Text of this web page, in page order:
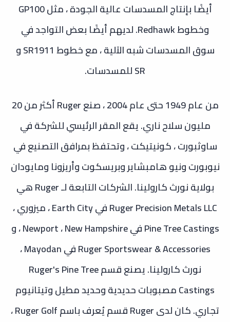
أيضًا بإنتاج المسدسات عالية الجودة ، مثل GP100
وخطوط Redhawk. لديهم أيضًا بعض التواجد في
سوق المسدسات شبه الآلية ، مع خطوط SR1911 و
SR للمسدسات.
من عام 1949 حتى عام 2004 ، صنع Ruger أكثر من 20
مليون سلاح ناري. يقع المقر الرئيسي للشركة في
ساوثبورت ، كونيتيكت ، وتحتفظ بمرافق التصنيع في
نيوبورت ونيو هامبشاير وبريسكوت وأريزونا ومايودان
بولاية نورث كارولينا. الشركات التابعة لـ Ruger هي
Ruger Precision Metals LLC في Earth City ، ميزوري ،
Pine Tree Castings في Newport ، New Hampshire ، و
Ruger Sportswear & Accessories في Mayodan ،
نورث كارولينا. يصنع قسم Ruger's Pine Tree
Castings مصبوبات حديدية وحديد مطيل وتيتانيوم
تجاري. كان لدى Ruger قسم يُعرف باسم Ruger Golf ،